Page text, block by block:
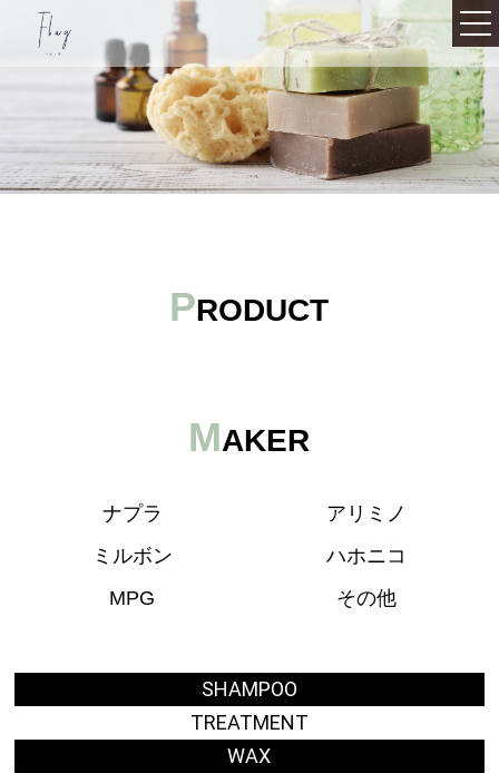
092-711-8878
Top
低ダメージのカラーを楽しみたい方へ
髪や頭皮でお悩みがある方へ
PRODUCT
MAKER
ナプラ
アリミノ
ミルボン
ハホニコ
MPG
その他
SHAMPOO
TREATMENT
WAX